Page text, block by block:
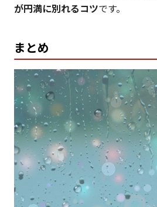
が円満に別れるコツです。
まとめ